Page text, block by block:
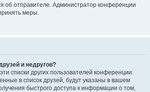
об отправителе. Администратор конференции
меры.
и недругов?
списки других пользователей конференции.
в список друзей, будут указаны в вашем
быстрого доступа к информации о том,